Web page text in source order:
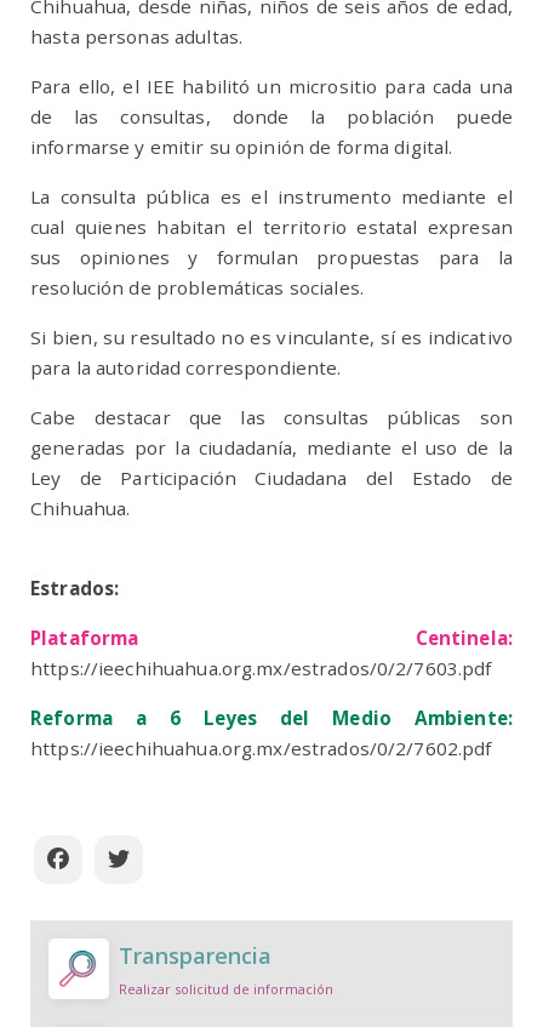
Chihuahua, desde niñas, niños de seis años de edad,
hasta personas adultas.
Para ello, el IEE habilitó un micrositio para cada una
de las consultas, donde la población puede
informarse y emitir su opinión de forma digital.
La consulta pública es el instrumento mediante el
cual quienes habitan el territorio estatal expresan
sus opiniones y formulan propuestas para la
resolución de problemáticas sociales.
Si bien, su resultado no es vinculante, sí es indicativo
para la autoridad correspondiente.
Cabe destacar que las consultas públicas son
generadas por la ciudadanía, mediante el uso de la
Ley de Participación Ciudadana del Estado de
Chihuahua.
Estrados:
Plataforma Centinela:
https://ieechihuahua.org.mx/estrados/0/2/7603.pdf
Reforma a 6 Leyes del Medio Ambiente:
https://ieechihuahua.org.mx/estrados/0/2/7602.pdf
Transparencia
Realizar solicitud de información